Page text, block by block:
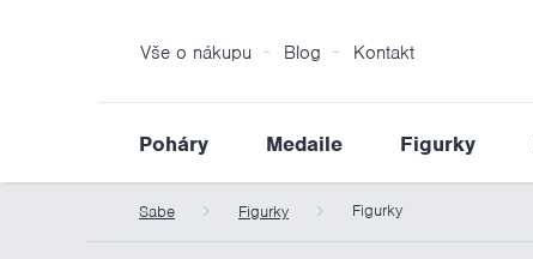
Vše o nákupu Blog Kontakt
Poháry Medaile Figurky
Sabe Figurky Figurky